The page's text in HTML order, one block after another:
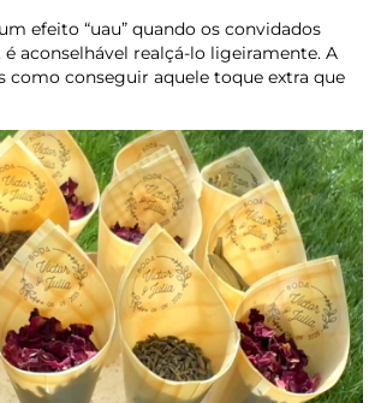
efeito “uau” quando os convidados
aconselhável realçá-lo ligeiramente. A
como conseguir aquele toque extra que